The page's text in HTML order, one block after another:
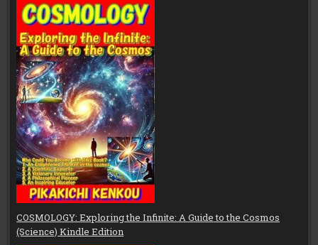
COSMOLOGY: Exploring the Infinite: A Guide to the Cosmos
(Science) Kindle Edition